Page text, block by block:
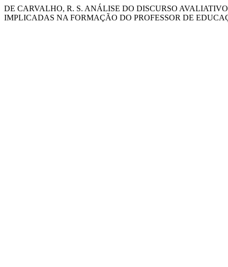
DE CARVALHO, R. S. ANÁLISE DO DISCURSO
IMPLICADAS NA FORMAÇÃO DO PROFESSOR DE